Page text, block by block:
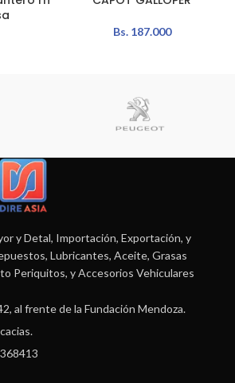
Bs.187.000
y Detal, Importación, Exportación, y
Lubricantes, Aceite, Grasas
Periquitos, y Accesorios Vehiculares
al frente de la Fundación Mendoza.